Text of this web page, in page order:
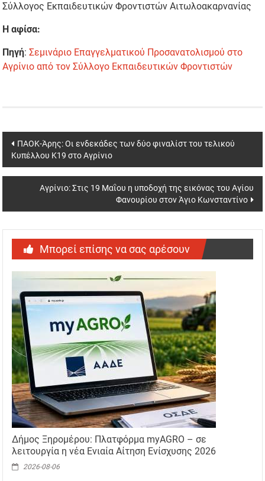
Σύλλογος Εκπαιδευτικών Φροντιστών Αιτωλοακαρνανίας
Η αφίσα:
Πηγή:Σεμινάριο Επαγγελματικού Προσανατολισμού στο
Αγρίνιο από τον Σύλλογο Εκπαιδευτικών Φροντιστών
Post
navigation
ΠΑΟΚ-Άρης: Οι ενδεκάδες των δύο φιναλίστ του τελικού
Κυπέλλου K19 στο Αγρίνιο
Αγρίνιο: Στις 19 Μαΐου η υποδοχή της εικόνας του Αγίου
Φανουρίου στον Άγιο Κωνσταντίνο
Μπορεί επίσης να σας αρέσουν
Δήμος Ξηρομέρου: Πλατφόρμα myAGRO – σε
λειτουργία η νέα Ενιαία Αίτηση Ενίσχυσης 2026
2026-08-06